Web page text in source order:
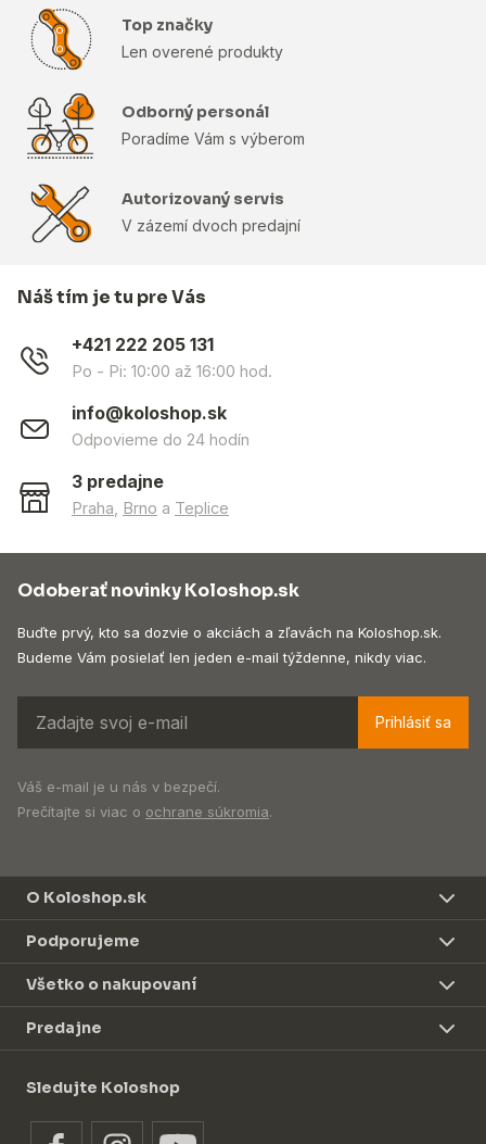
Top značky
Len overené produkty
Odborný personál
Poradíme Vám s výberom
Autorizovaný servis
V zázemí dvoch predajní
Náš tím je tu pre Vás
+421 222 205 131
Po - Pi: 10:00 až 16:00 hod.
info@koloshop.sk
Odpovieme do 24 hodín
3 predajne
Praha Brno a Teplice
Odoberať novinky Koloshop.sk
Buďte prvý, kto sa dozvie o akciách a zľavách na Koloshop.sk.
Budeme Vám posielať len jeden e-mail týždenne, nikdy viac.
Prihlásiť sa
Váš e-mail je u nás v bezpečí.
Prečítajte si viac o ochrane súkromia.
O Koloshop.sk
Podporujeme
Všetko o nakupovaní
Predajne
Sledujte Koloshop